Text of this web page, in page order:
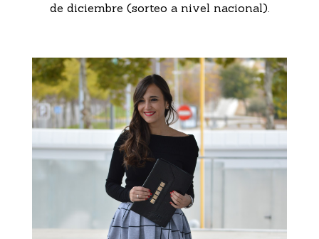
de diciembre (sorteo a nivel nacional).